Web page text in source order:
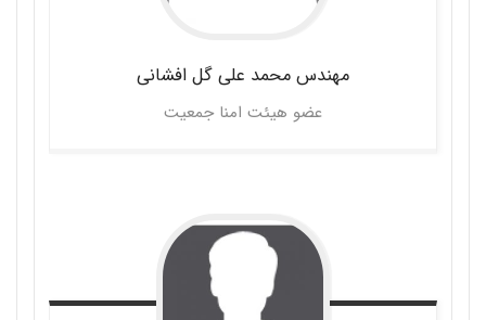
مهندس محمد علیگل افشانی
عضو هیئت امنا جمعیت